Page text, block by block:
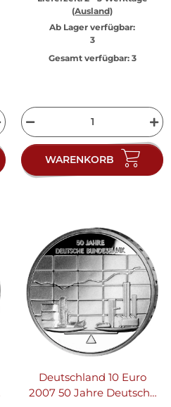
(Ausland)
Ab Lager verfügbar:
3
Gesamt verfügbar:3
WARENKORB
Deutschland 10 Euro
2007 50 Jahre Deutsche